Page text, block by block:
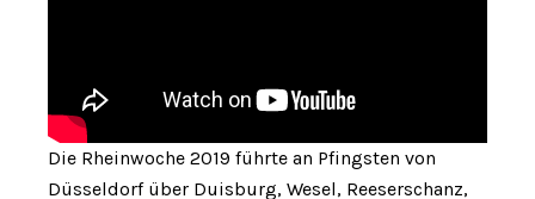
Die Rheinwoche 2019 führte an Pfingsten von
Düsseldorf über Duisburg, Wesel, Reeserschanz,